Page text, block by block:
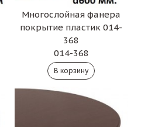
Многослойная фанера
покрытие пластик 014-
368
014-368